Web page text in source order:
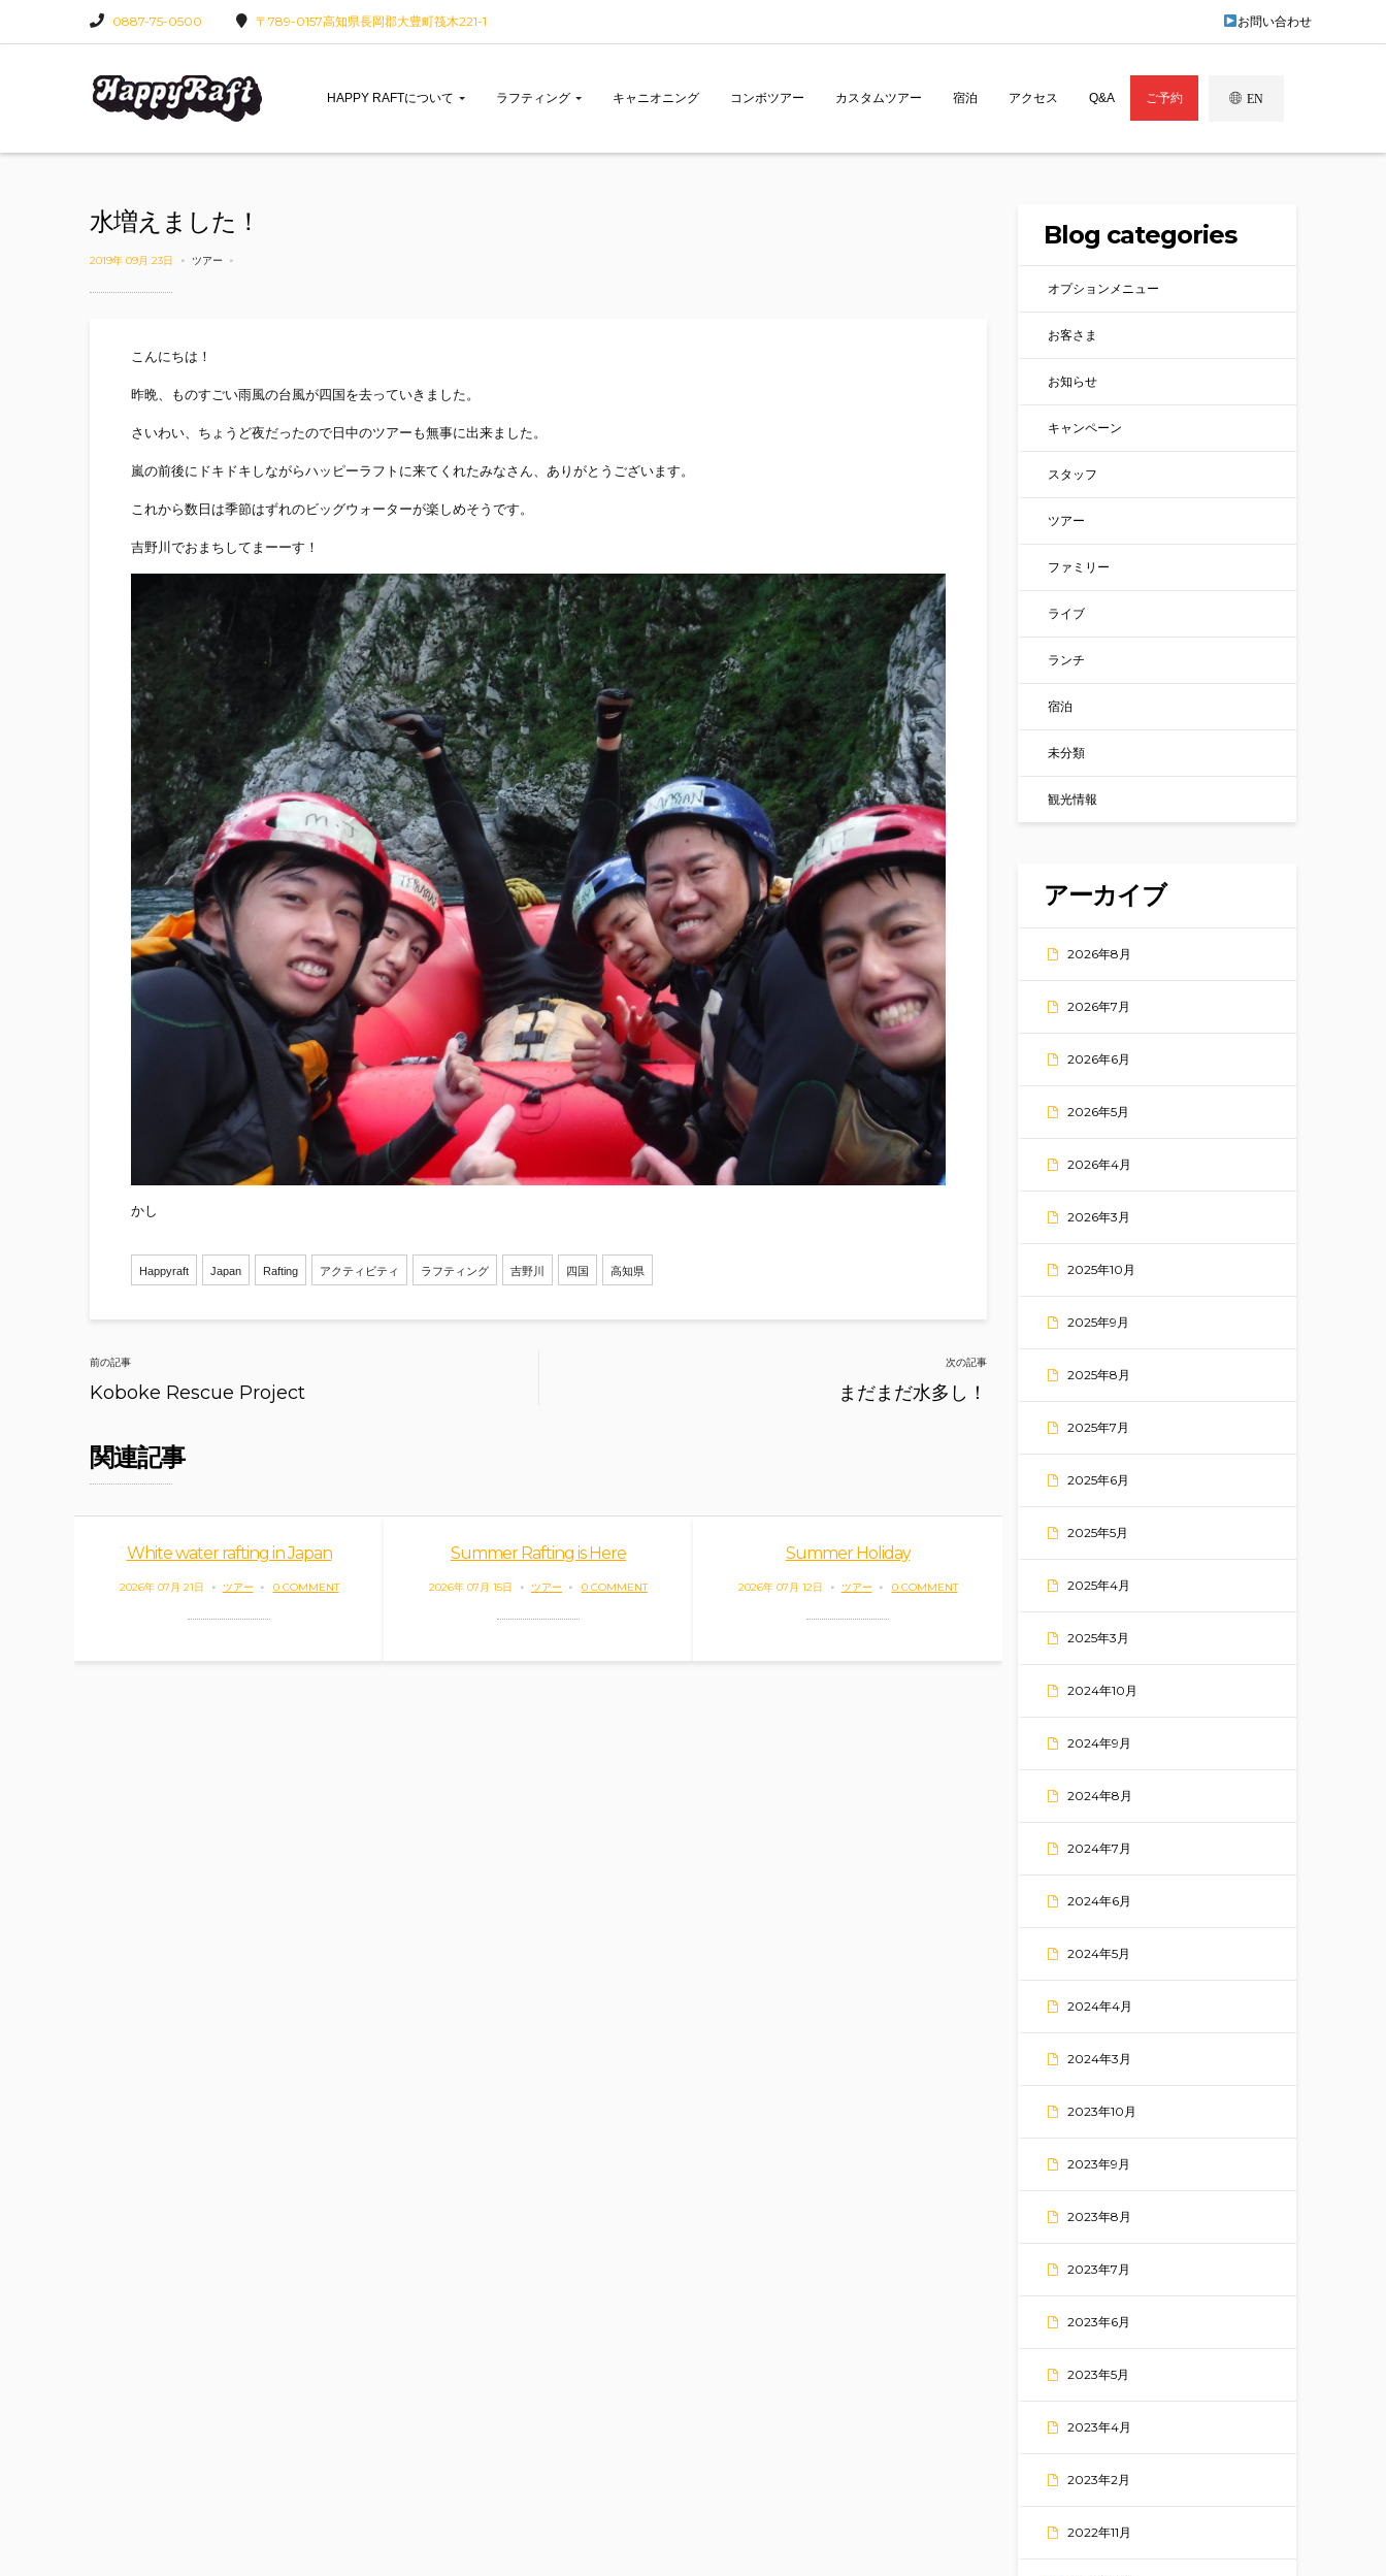
0887-75-0500 〒789-0157高知県長岡郡大豊町筏木221-1 お問い合わせ
HAPPY RAFTについて ラフティング キャニオニング コンボツアー カスタムツアー 宿泊 アクセス Q&A ご予約 EN
水増えました！
2019年 09月 23日 ツアー
こんにちは！
昨晩、ものすごい雨風の台風が四国を去っていきました。
さいわい、ちょうど夜だったので日中のツアーも無事に出来ました。
嵐の前後にドキドキしながらハッピーラフトに来てくれたみなさん、ありがとうございます。
これから数日は季節はずれのビッグウォーターが楽しめそうです。
吉野川でおまちしてまーーす！
かし
Happyraft Japan Rafting アクティビティ ラフティング 吉野川 四国 高知県
Post
navigation
前の記事
Koboke Rescue Project
次の記事
まだまだ水多し！
関連記事
White water rafting in Japan
2026年 07月 21日 ツアー 0 COMMENT
Summer Rafting is Here
2026年 07月 15日 ツアー 0 COMMENT
Summer Holiday
2026年 07月 12日 ツアー 0 COMMENT
Blog categories
オプションメニュー
お客さま
お知らせ
キャンペーン
スタッフ
ツアー
ファミリー
ライブ
ランチ
宿泊
未分類
観光情報
アーカイブ
2026年8月
2026年7月
2026年6月
2026年5月
2026年4月
2026年3月
2025年10月
2025年9月
2025年8月
2025年7月
2025年6月
2025年5月
2025年4月
2025年3月
2024年10月
2024年9月
2024年8月
2024年7月
2024年6月
2024年5月
2024年4月
2024年3月
2023年10月
2023年9月
2023年8月
2023年7月
2023年6月
2023年5月
2023年4月
2023年2月
2022年11月